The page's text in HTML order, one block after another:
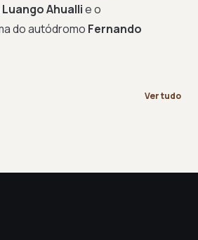
Luango Ahuallie o
do autódromo Fernando
Ver tudo